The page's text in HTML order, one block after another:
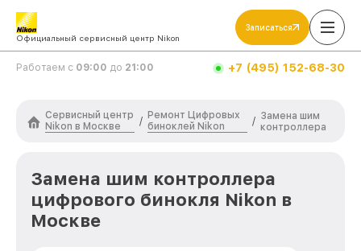
Официальный сервисный центр Nikon
Записаться
Работаем с 09:00 до 21:00 +7 (495) 152-68-30
Сервисный центр
Nikon в Москве
/
Ремонт Цифровых
биноклей Nikon
/ Замена шим
контроллера
Замена шим контроллера
цифрового бинокля Nikon в
Москве